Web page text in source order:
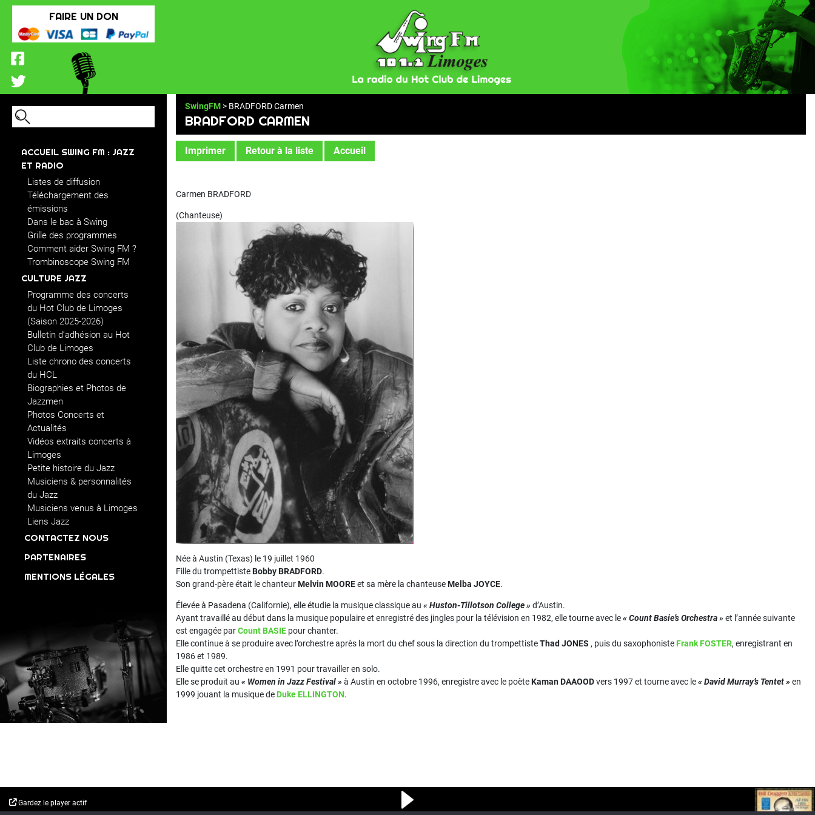
FAIRE UN DON
ACCUEIL SWING FM : JAZZ
ET RADIO
Listes de diffusion
Téléchargement des
émissions
Dans le bac à Swing
Grille des programmes
Comment aider Swing FM ?
Trombinoscope Swing FM
CULTURE JAZZ
Programme des concerts
du Hot Club de Limoges
(Saison 2025-2026)
Bulletin d’adhésion au Hot
Club de Limoges
Liste chrono des concerts
du HCL
Biographies et Photos de
Jazzmen
Photos Concerts et
Actualités
Vidéos extraits concerts à
Limoges
Petite histoire du Jazz
Musiciens & personnalités
du Jazz
Musiciens venus à Limoges
Liens Jazz
CONTACTEZ NOUS
PARTENAIRES
MENTIONS LÉGALES
SwingFM > BRADFORD Carmen
BRADFORD CARMEN
Imprimer Retour à la liste Accueil
Carmen BRADFORD
(Chanteuse)
Née à Austin (Texas) le 19 juillet 1960
Fille du trompettisteBobby BRADFORD.
Son grand-père était le chanteurMelvin MOOREet sa mère la chanteuseMelba JOYCE.
Élevée à Pasadena (Californie), elle étudie la musique classique au « Huston-Tillotson College » d’Austin.
Ayant travaillé au début dans la musique populaire et enregistré des jingles pour la télévision en 1982, elle tourne avec le« Count Basie’s Orchestra » et l’année suivante
est engagée parCount BASIE pour chanter.
Elle continue à se produire avec l’orchestre après la mort du chef sous la direction du trompettisteThad JONES , puis du saxophoniste Frank FOSTER, enregistrant en
1986 et 1989.
Elle quitte cet orchestre en 1991 pour travailler en solo.
Elle se produit au « Women in Jazz Festival » à Austin en octobre 1996, enregistre avec le poèteKaman DAAOODvers 1997 et tourne avec le« David Murray’s Tentet » en
1999 jouant la musique de Duke ELLINGTON.
Gardez le player actif